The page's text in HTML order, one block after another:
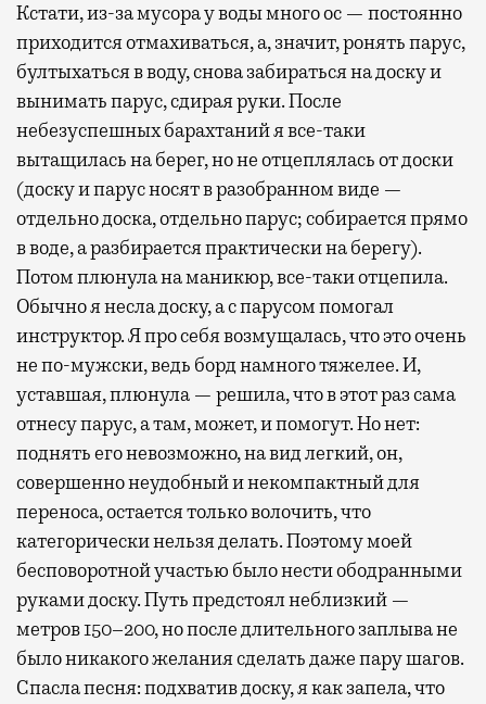
Кстати, из-за мусора у воды много ос — постоянно
приходится отмахиваться, а, значит, ронять парус,
бултыхаться в воду, снова забираться на доску и
вынимать парус, сдирая руки. После
небезуспешных барахтаний я все-таки
вытащилась на берег, но не отцеплялась от доски
(доску и парус носят в разобранном виде —
отдельно доска, отдельно парус; собирается прямо
в воде, а разбирается практически на берегу).
Потом плюнула на маникюр, все-таки отцепила.
Обычно я несла доску, а с парусом помогал
инструктор. Я про себя возмущалась, что это очень
не по-мужски, ведь борд намного тяжелее. И,
уставшая, плюнула — решила, что в этот раз сама
отнесу парус, а там, может, и помогут. Но нет:
поднять его невозможно, на вид легкий, он,
совершенно неудобный и некомпактный для
переноса, остается только волочить, что
категорически нельзя делать. Поэтому моей
бесповоротной участью было нести ободранными
руками доску. Путь предстоял неблизкий —
метров 150–200, но после длительного заплыва не
было никакого желания сделать даже пару шагов.
Спасла песня: подхватив доску, я как запела, что